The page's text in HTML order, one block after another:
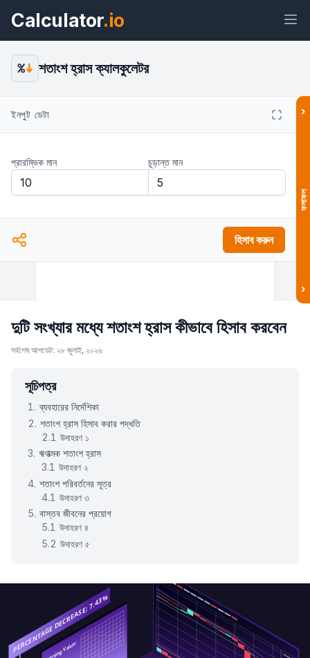
Calculator.io
প্রিভিউ শতাংশ হ্রাস ক্যালকুলেটর: শতকরা হ্রাস হিসাব
উইজেট
শতাংশ হ্রাস ক্যালকুলেটর
ইনপুট ডেটা
প্রারম্ভিক মান চূড়ান্ত মান
হিসাব করুন
›
ফলাফল
›
দুটি সংখ্যার মধ্যে শতাংশ হ্রাস কীভাবে হিসাব করবেন
সর্বশেষ আপডেট: ২৮ জুলাই, ২০২৬
সূচিপত্র
ব্যবহারের নির্দেশিকা
শতাংশ হ্রাস হিসাব করার পদ্ধতি
উদাহরণ ১
ঋণাত্মক শতাংশ হ্রাস
উদাহরণ ২
শতাংশ পরিবর্তনের সূত্র
উদাহরণ ৩
বাস্তব জীবনের প্রয়োগ
উদাহরণ ৪
উদাহরণ ৫